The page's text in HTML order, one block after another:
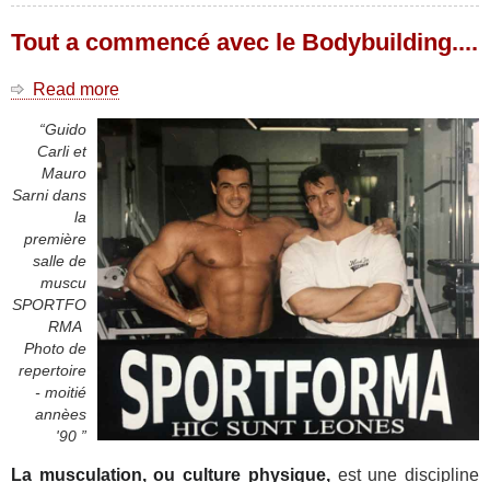
Tout a commencé avec le Bodybuilding....
Read more
a
commencé
avec
le
Bodybuilding....
“Guido
Carli et
Mauro
Sarni dans
la
première
salle de
muscu
SPORTFO
RMA
Photo de
repertoire
- moitié
annèes
'90 ”
La musculation, ou culture physique, est une discipline